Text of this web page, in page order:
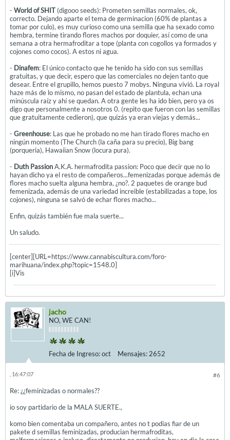
- World of SHIT (digooo seeds): Prometen semillas normales, ok,
correcto. Dejando aparte el tema de germinacion (60% de plantas a
tomar por culo), es muy curioso como una semilla que ha sexado como
hembra, termine tirando flores machos por doquier, así como de una
semana a otra hermafroditar a tope (planta con cogollos ya formados y
cojones como cocos). A estos ni agua.
- Dinafem: El único contacto que he tenido ha sido con sus semillas
gratuitas, y que decir, espero que las comerciales no dejen tanto que
desear. Entre el grupillo, hemos puesto 7 mobys. Ninguna vivió. La royal
haze más de lo mismo, no pasan del estado de plantula, echan una
minúscula raíz y ahí se quedan. A otra gente les ha ido bien, pero ya os
digo que personalmente a nosotros 0. (repito que fueron con las semillas
que gratuitamente cedieron), que quizás ya eran viejas y demás...
- Greenhouse: Las que he probado no me han tirado flores macho en
ningún momento (The Church (la caña para su precio), Big bang
(porqueria), Hawaiian Snow (locura pura).
- Duth PassionA.K.A. hermafrodita passion: Poco que decir que no lo
hayan dicho ya el resto de compañeros...femenizadas porque además de
flores macho suelta alguna hembra, ¿no?. 2 paquetes de orange bud
femenizada, además de una variedad increible (estabilizadas a tope, los
cojones), ninguna se salvó de echar flores macho...
Enfin, quizás también fue mala suerte...
Un saludo.
[center][URL=https://www.cannabiscultura.com/foro-
marihuana/index.php?topic=1548.0]
[i]Vis
jacho
NO, WE CAN!
Fecha de Ingreso:oct Mensajes: 2652
#6
, 16:47:07
Re: ¿¿feminizadas o normales??
io soy partidario de la MALA SUERTE.,
komo bien comentaba un compañero, antes no t podias fiar de un
pakete d semillas feminizadas, producian hermafroditas,